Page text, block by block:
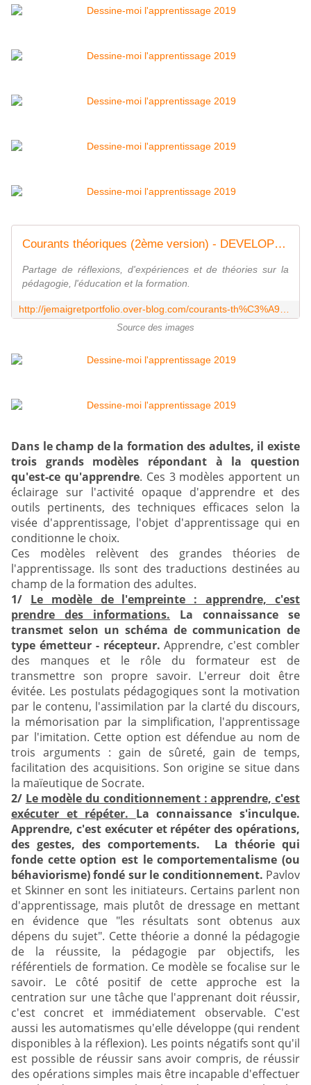
Courants théoriques (2ème version) - DEVELOPPER SES COMPETENCES TOUT AU LONG DE LA VIE
Partage de réflexions, d'expériences et de théories sur la
pédagogie, l'éducation et la formation.
Source des images
Dans le champ de la formation des adultes, il existe
trois grands modèles répondant à la question
qu'est-ce qu'apprendre. Ces 3 modèles apportent un
éclairage sur l'activité opaque d'apprendre et des
outils pertinents, des techniques efficaces selon la
visée d'apprentissage, l'objet d'apprentissage qui en
conditionne le choix.
Ces modèles relèvent des grandes théories de
l'apprentissage. Ils sont des traductions destinées au
champ de la formation des adultes.
1/ Le modèle de l'empreinte : apprendre, c'est
prendre des informations.
La connaissance se
transmet selon un schéma de communication de
type émetteur - récepteur. Apprendre, c'est combler
des manques et le rôle du formateur est de
transmettre son propre savoir. L'erreur doit être
évitée. Les postulats pédagogiques sont la motivation
par le contenu, l'assimilation par la clarté du discours,
la mémorisation par la simplification, l'apprentissage
par l'imitation. Cette option est défendue au nom de
trois arguments : gain de sûreté, gain de temps,
facilitation des acquisitions. Son origine se situe dans
la maïeutique de Socrate.
2/ Le modèle du conditionnement : apprendre, c'est
exécuter et répéter. La connaissance s'inculque.
Apprendre, c'est exécuter et répéter des opérations,
des gestes, des comportements. La théorie qui
fonde cette option est le comportementalisme (ou
béhaviorisme) fondé sur le conditionnement. Pavlov
et Skinner en sont les initiateurs. Certains parlent non
d'apprentissage, mais plutôt de dressage en mettant
en évidence que "les résultats sont obtenus aux
dépens du sujet". Cette théorie a donné la pédagogie
de la réussite, la pédagogie par objectifs, les
référentiels de formation. Ce modèle se focalise sur le
savoir. Le côté positif de cette approche est la
centration sur une tâche que l'apprenant doit réussir,
c'est concret et immédiatement observable. C'est
aussi les automatismes qu'elle développe (qui rendent
disponibles à la réflexion). Les points négatifs sont qu'il
est possible de réussir sans avoir compris, de réussir
des opérations simples mais être incapable d'effectuer